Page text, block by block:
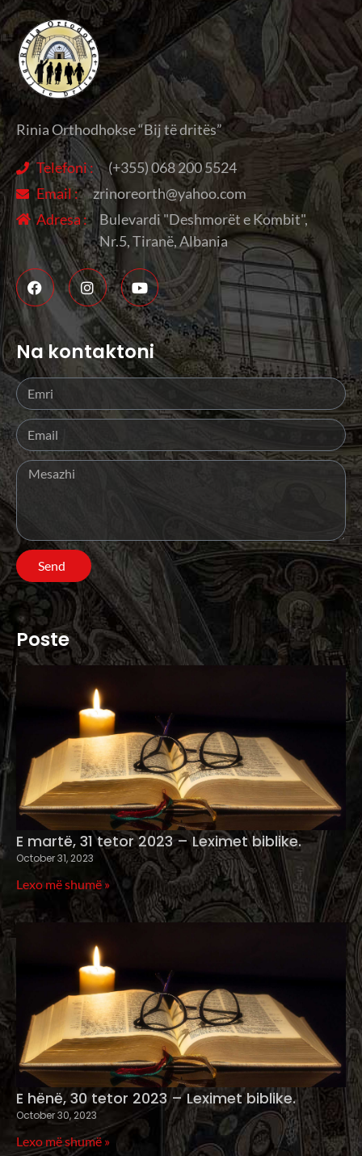
Rinia Orthodhokse “Bij të dritës”
Telefoni :
(+355) 068 200 5524
Email :
zrinoreorth@yahoo.com
Adresa :
Bulevardi "Deshmorët e Kombit",
Nr.5, Tiranë, Albania
Na kontaktoni
Send
Poste
E martë, 31 tetor 2023 – Leximet biblike.
October 31, 2023
Lexo më shumë »
E hënë, 30 tetor 2023 – Leximet biblike.
October 30, 2023
Lexo më shumë »